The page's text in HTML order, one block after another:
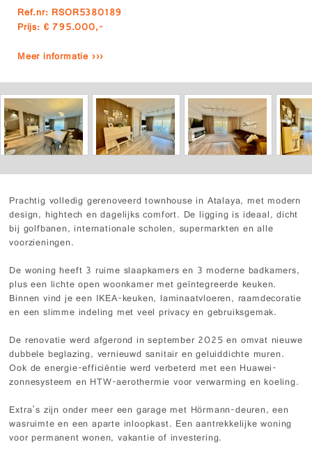
Ref.nr: RSOR5380189
Prijs: € 795.000,-
Meer informatie ›››
Prachtig volledig gerenoveerd townhouse in Atalaya, met modern
design, hightech en dagelijks comfort. De ligging is ideaal, dicht
bij golfbanen, internationale scholen, supermarkten en alle
voorzieningen.
De woning heeft 3 ruime slaapkamers en 3 moderne badkamers,
plus een lichte open woonkamer met geïntegreerde keuken.
Binnen vind je een IKEA-keuken, laminaatvloeren, raamdecoratie
en een slimme indeling met veel privacy en gebruiksgemak.
De renovatie werd afgerond in september 2025 en omvat nieuwe
dubbele beglazing, vernieuwd sanitair en geluiddichte muren.
Ook de energie-efficiëntie werd verbeterd met een Huawei-
zonnesysteem en HTW-aerothermie voor verwarming en koeling.
Extra’s zijn onder meer een garage met Hörmann-deuren, een
wasruimte en een aparte inloopkast. Een aantrekkelijke woning
voor permanent wonen, vakantie of investering.